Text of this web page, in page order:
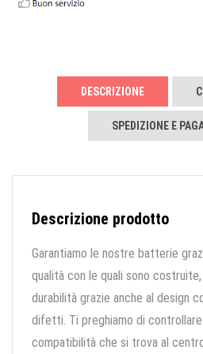
DESCRIZIONE
SPEDIZIONE E
Descrizione prodotto
Garantiamo le nostre batterie
qualità con le quali sono costruite,
durabilità grazie anche al design
difetti. Ti preghiamo di
compatibilità che si trova al